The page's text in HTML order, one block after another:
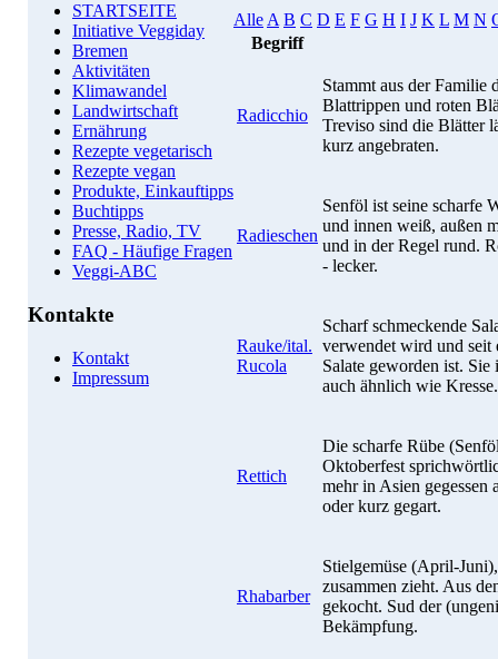
STARTSEITE
Initiative Veggiday
Bremen
Aktivitäten
Klimawandel
Landwirtschaft
Ernährung
Rezepte vegetarisch
Rezepte vegan
Produkte, Einkauftipps
Buchtipps
Presse, Radio, TV
FAQ - Häufige Fragen
Veggi-ABC
Kontakte
Kontakt
Impressum
Alle A B C D E F G H I J K L M N
Begriff
Radicchio
Stammt aus der Familie
Blattrippen und roten
Treviso sind die Blätter
kurz angebraten.
Radieschen
Senföl ist seine scharfe
und innen weiß, außen
und in der Regel rund.
- lecker.
Rauke/ital.
Rucola
Scharf schmeckende
verwendet wird und seit
Salate geworden ist.
auch ähnlich wie Kresse.
Rettich
Die scharfe Rübe
Oktoberfest
mehr in Asien gegessen
oder kurz gegart.
Rhabarber
Stielgemüse (April-
zusammen zieht. Aus
gekocht. Sud der
Bekämpfung.